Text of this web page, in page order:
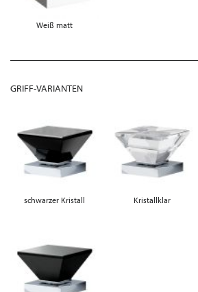
Weiß matt
GRIFF-VARIANTEN
schwarzer Kristall Kristallklar